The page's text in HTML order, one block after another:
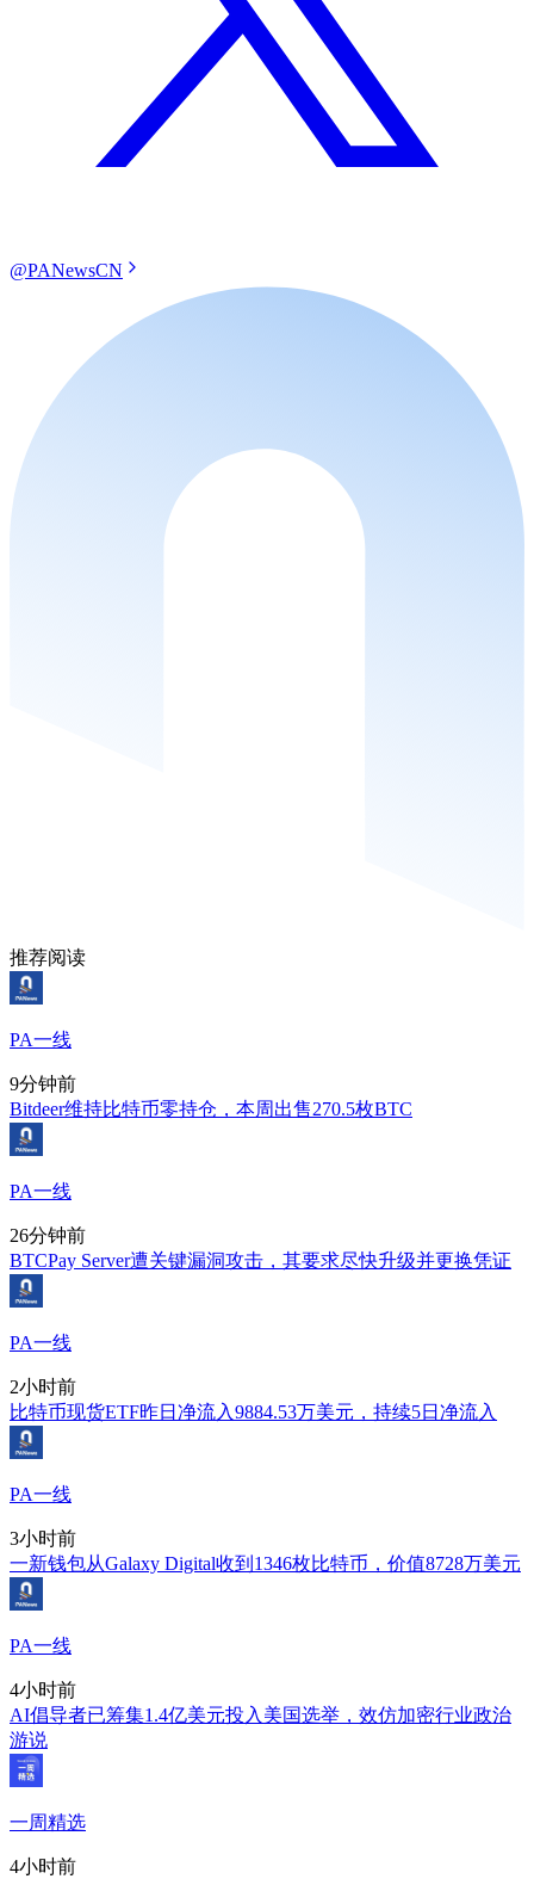
@PANewsCN
推荐阅读
PA一线
9分钟前
Bitdeer维持比特币零持仓，本周出售270.5枚BTC
PA一线
26分钟前
BTCPay Server遭关键漏洞攻击，其要求尽快升级并更换凭证
PA一线
2小时前
比特币现货ETF昨日净流入9884.53万美元，持续5日净流入
PA一线
3小时前
一新钱包从Galaxy Digital收到1346枚比特币，价值8728万美元
PA一线
4小时前
AI倡导者已筹集1.4亿美元投入美国选举，效仿加密行业政治
游说
一周精选
4小时前